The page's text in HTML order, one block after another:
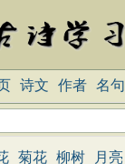
诗文 作者 名句
菊花 柳树 月亮